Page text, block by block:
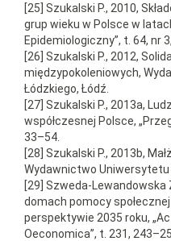
[25] Szukalski P., 2010,
grup wieku w Polsce w
Epidemiologiczny”, t. 64, nr
[26] Szukalski P., 2012,
międzypokoleniowych,
Łódzkiego, Łódź.
[27] Szukalski P., 2013a,
współczesnej Polsce,
33–54.
[28] Szukalski P., 2013b,
Wydawnictwo Uniwersytetu
[29] Szweda-Lewandowska
domach pomocy
perspektywie 2035 roku,
Oeconomica”, t. 231,